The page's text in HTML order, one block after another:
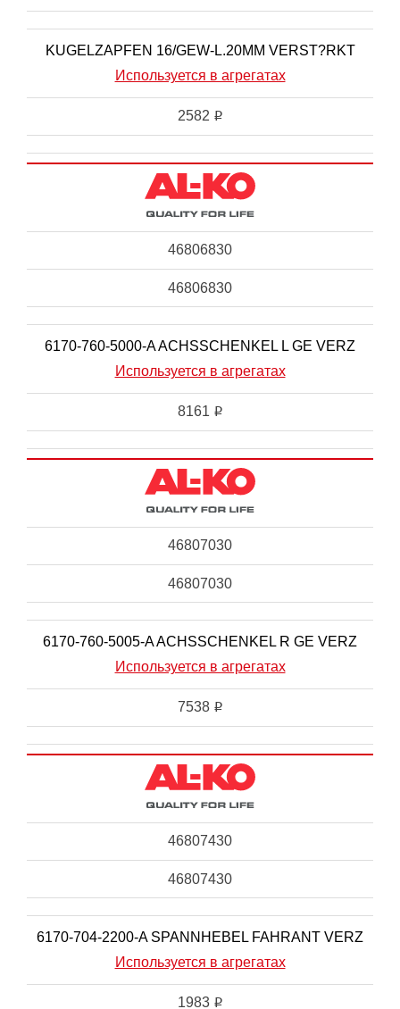
KUGELZAPFEN 16/GEW-L.20MM VERST?RKT
Используется в агрегатах
2582 i
46806830
46806830
6170-760-5000-A ACHSSCHENKEL L GE VERZ
Используется в агрегатах
8161 i
46807030
46807030
6170-760-5005-A ACHSSCHENKEL R GE VERZ
Используется в агрегатах
7538 i
46807430
46807430
6170-704-2200-A SPANNHEBEL FAHRANT VERZ
Используется в агрегатах
1983 i